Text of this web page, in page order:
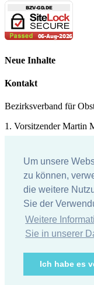
Um unsere
zu können,
die weitere
Sie der
Weitere
Sie in unserer
Ich habe es
Neue Inhalte
Kontakt
Bezirksverband für
1. Vorsitzender Martin
E-Mail:martin.mager@
Impressum
Datenschutzerklärung